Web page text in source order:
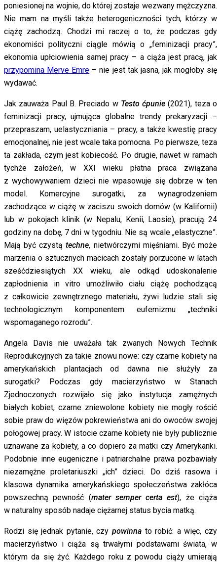
poniesionej na wojnie, do której zostaje wezwany mężczyzna.
Nie mam na myśli także heterogeniczności tych, którzy w
ciążę zachodzą. Chodzi mi raczej o to, że podczas gdy
ekonomiści polityczni ciągle mówią o „feminizacji pracy”,
ekonomia upłciowienia samej pracy – a ciąża jest pracą, jak
przypomina Merve Emre – nie jest tak jasna, jak mogłoby się
wydawać.
Jak zauważa Paul B. Preciado w Testo ćpunie (2021), teza o
feminizacji pracy, ujmująca globalne trendy prekaryzacji –
przepraszam, uelastyczniania – pracy, a także kwestię pracy
emocjonalnej, nie jest wcale taka pomocna. Po pierwsze, teza
ta zakłada, czym jest kobiecość. Po drugie, nawet w ramach
tychże założeń, w XXI wieku płatna praca związana
z wychowywaniem dzieci nie wpasowuje się dobrze w ten
model. Komercyjne surogatki, za wynagrodzeniem
zachodzące w ciążę w zaciszu swoich domów (w Kalifornii)
lub w pokojach klinik (w Nepalu, Kenii, Laosie), pracują 24
godziny na dobę, 7 dni w tygodniu. Nie są wcale „elastyczne”.
Mają być czystątechne, nietwórczymi mięśniami. Być może
marzenia o sztucznych macicach zostały porzucone w latach
sześćdziesiątych XX wieku, ale odkąd udoskonalenie
zapłodnienia in vitro umożliwiło ciału ciążę pochodzącą
z całkowicie zewnętrznego materiału, żywi ludzie stali się
technologicznym komponentem eufemizmu „techniki
wspomaganego rozrodu”.
Angela Davis nie uważała tak zwanych Nowych Technik
Reprodukcyjnych za takie znowu nowe: czy czarne kobiety na
amerykańskich plantacjach od dawna nie służyły za
surogatki? Podczas gdy macierzyństwo w Stanach
Zjednoczonych rozwijało się jako instytucja zamężnych
białych kobiet, czarne zniewolone kobiety nie mogły rościć
sobie praw do więzów pokrewieństwa ani do owoców swojej
połogowej pracy. W istocie czarne kobiety nie były publicznie
uznawane za kobiety, a co dopiero za matki czy Amerykanki.
Podobnie inne eugeniczne i patriarchalne prawa pozbawiały
niezamężne proletariuszki „ich” dzieci. Do dziś rasowa i
klasowa dynamika amerykańskiego społeczeństwa zakłóca
powszechną pewność (mater semper certa est), że ciąża
w naturalny sposób nadaje ciężarnej status bycia matką.
Rodzi się jednak pytanie, czy powinna to robić: a więc, czy
macierzyństwo i ciąża są trwałymi podstawami świata, w
którym da się żyć. Każdego roku z powodu ciąży umierają